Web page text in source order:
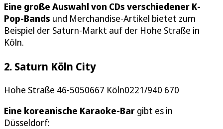
Eine große Auswahl von CDs verschiedener K-
Pop-Bands und Merchandise-Artikel bietet zum
Beispiel der Saturn-Markt auf der Hohe Straße in
Köln.
2. Saturn Köln City
Hohe Straße 46-5050667 Köln0221/940 670
Eine koreanische Karaoke-Bar gibt es in
Düsseldorf: